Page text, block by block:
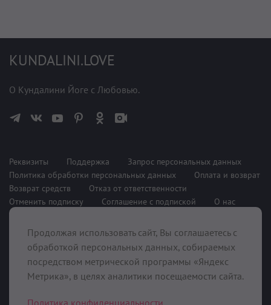
KUNDALINI.LOVE
О Кундалини Йоге с Любовью.
Реквизиты Поддержка
Запрос персональных данных
Политика обработки персональных данных
Оплата и возврат
Возврат средств
Отказ от ответственности
Отменить подписку
Соглашение с подпиской О нас
При поддержке
Продолжая использовать сайт, Вы соглашаетесь с
обработкой персональных данных, собираемых
посредством метрической программы «Яндекс
Метрика», в целях аналитики посещаемости сайта.
Политика конфиденциальности